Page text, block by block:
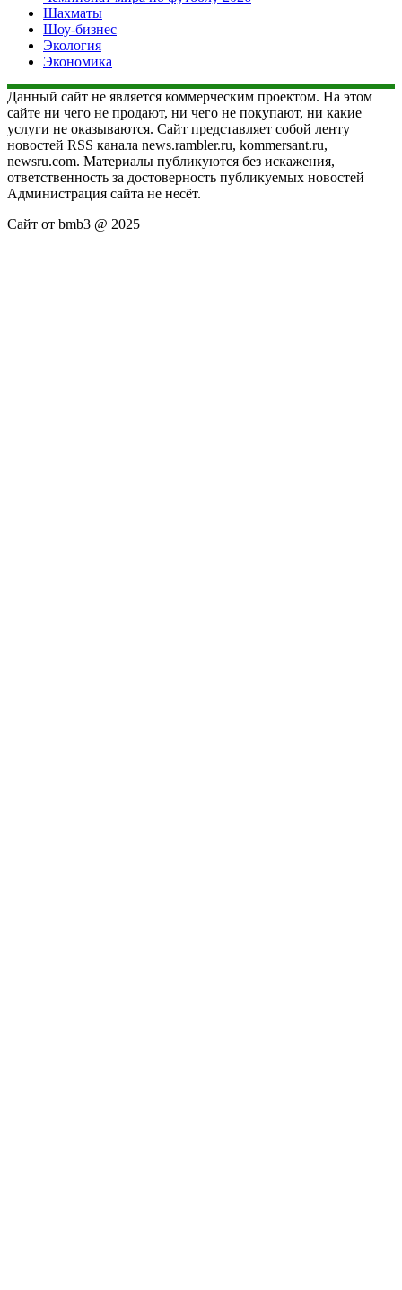
Шахматы
Шоу-бизнес
Экология
Экономика
Данный сайт не является коммерческим проектом. На этом
сайте ни чего не продают, ни чего не покупают, ни какие
услуги не оказываются. Сайт представляет собой ленту
новостей RSS канала news.rambler.ru, kommersant.ru,
newsru.com. Материалы публикуются без искажения,
ответственность за достоверность публикуемых новостей
Администрация сайта не несёт.
Сайт от bmb3 @ 2025